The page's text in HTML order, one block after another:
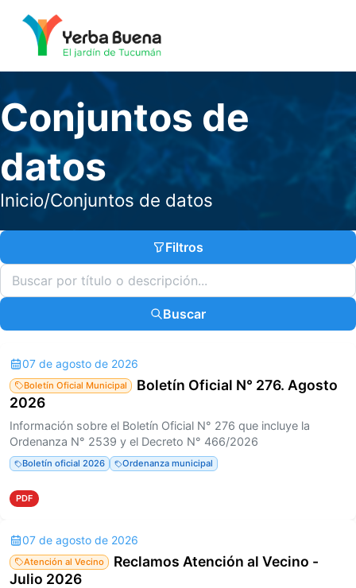
Conjuntos de
datos
Inicio/Conjuntos de datos
Filtros
Buscar
07 de agosto de 2026
Boletín Oficial Municipal
Boletín Oficial N° 276. Agosto
2026
Información sobre el Boletín Oficial N° 276 que incluye la
Ordenanza N° 2539 y el Decreto N° 466/2026
Boletín oficial 2026 Ordenanza municipal
PDF
07 de agosto de 2026
Atención al Vecino
Reclamos Atención al Vecino -
Julio 2026